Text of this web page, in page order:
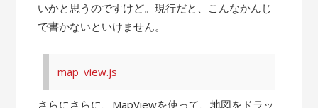
いかと思うのですけど。現行だと、こんなかんじ
で書かないといけません。
map_view.js
さらにさらに、MapViewを使って、地図をドラッ